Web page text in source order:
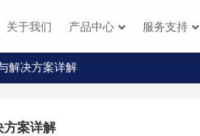
关于我们 产品中心 服务支持
解决方案详解
方案详解